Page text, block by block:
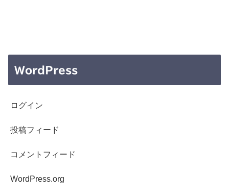
WordPress
ログイン
投稿フィード
コメントフィード
WordPress.org